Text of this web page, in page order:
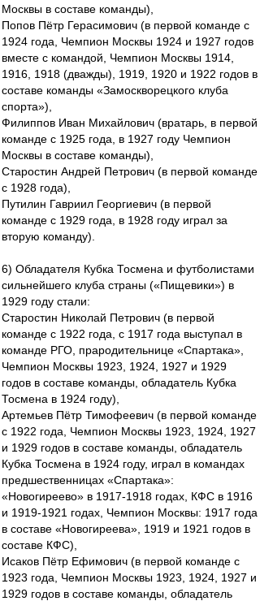
Москвы в составе команды),
Попов Пётр Герасимович (в первой команде с
1924 года, Чемпион Москвы 1924 и 1927 годов
вместе с командой, Чемпион Москвы 1914,
1916, 1918 (дважды), 1919, 1920 и 1922 годов в
составе команды «Замоскворецкого клуба
спорта»),
Филиппов Иван Михайлович (вратарь, в первой
команде с 1925 года, в 1927 году Чемпион
Москвы в составе команды),
Старостин Андрей Петрович (в первой команде
с 1928 года),
Путилин Гавриил Георгиевич (в первой
команде с 1929 года, в 1928 году играл за
вторую команду).
6) Обладателя Кубка Тосмена и футболистами
сильнейшего клуба страны («Пищевики») в
1929 году стали:
Старостин Николай Петрович (в первой
команде с 1922 года, с 1917 года выступал в
команде РГО, прародительнице «Спартака»,
Чемпион Москвы 1923, 1924, 1927 и 1929
годов в составе команды, обладатель Кубка
Тосмена в 1924 году),
Артемьев Пётр Тимофеевич (в первой команде
с 1922 года, Чемпион Москвы 1923, 1924, 1927
и 1929 годов в составе команды, обладатель
Кубка Тосмена в 1924 году, играл в командах
предшественницах «Спартака»:
«Новогиреево» в 1917-1918 годах, КФС в 1916
и 1919-1921 годах, Чемпион Москвы: 1917 года
в составе «Новогиреева», 1919 и 1921 годов в
составе КФС),
Исаков Пётр Ефимович (в первой команде с
1923 года, Чемпион Москвы 1923, 1924, 1927 и
1929 годов в составе команды, обладатель